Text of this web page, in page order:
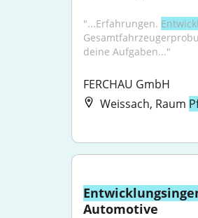
"...Erfahrungen.
deine Aufgaben..."
FERCHAU GmbH
Weissach, Raum
Automotive